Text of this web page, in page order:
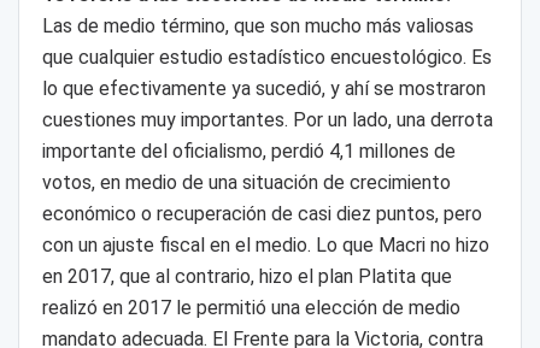
Las de medio término, que son mucho más valiosas
que cualquier estudio estadístico encuestológico. Es
lo que efectivamente ya sucedió, y ahí se mostraron
cuestiones muy importantes. Por un lado, una derrota
importante del oficialismo, perdió 4,1 millones de
votos, en medio de una situación de crecimiento
económico o recuperación de casi diez puntos, pero
con un ajuste fiscal en el medio. Lo que Macri no hizo
en 2017, que al contrario, hizo el plan Platita que
realizó en 2017 le permitió una elección de medio
mandato adecuada. El Frente para la Victoria, contra